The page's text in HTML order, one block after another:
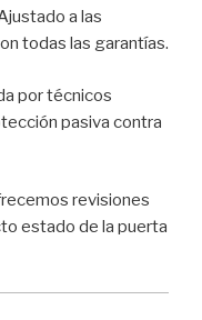
a las
todas las garantías.
por técnicos
pasiva contra
revisiones
estado de la puerta